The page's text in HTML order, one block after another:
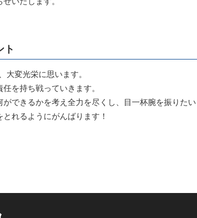
ト
変光栄に思います。
を持ち戦っていきます。
できるかを考え全力を尽くし、目一杯腕を振りたい
れるようにがんばります！